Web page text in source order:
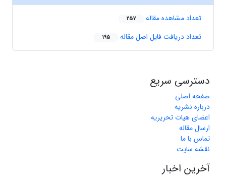
تعداد مشاهده مقاله 257
تعداد دریافت فایل اصل مقاله 195
دسترسی سریع
صفحه اصلی
درباره نشریه
اعضای هیات تحریریه
ارسال مقاله
تماس با ما
نقشه سایت
آخرین اخبار